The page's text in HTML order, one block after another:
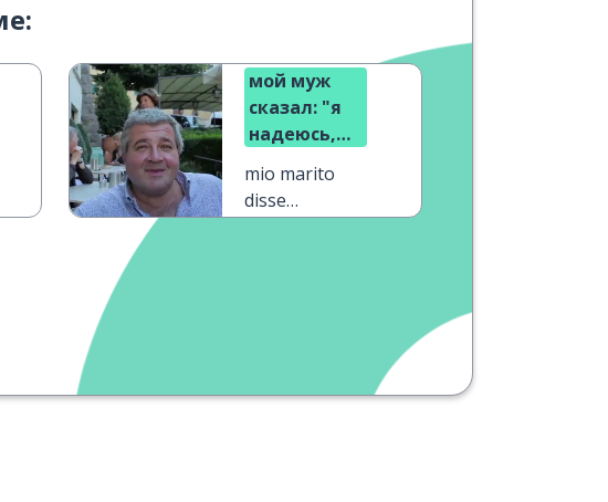
мой муж
сказал: "я
надеюсь,
потеряемся!"
mio marito
disse